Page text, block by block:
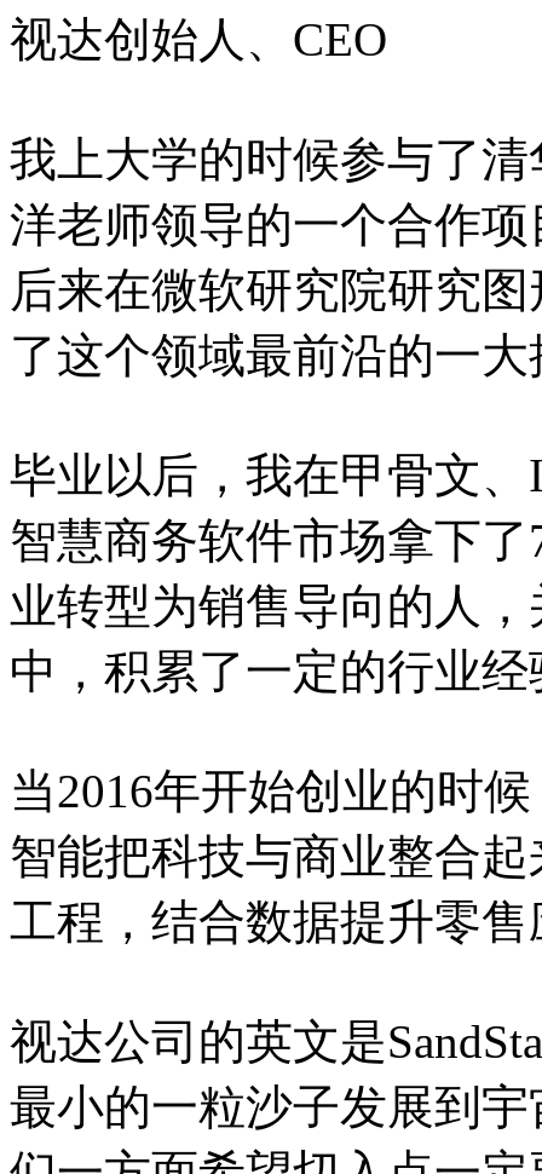
视达创始人、CEO
我上大学的时候参与了
洋老师领导的一个合作
后来在微软研究院研究
了这个领域最前沿的一
毕业以后，我在甲骨文
智慧商务软件市场拿下
业转型为销售导向的人
中，积累了一定的行业
当2016年开始创业的时
智能把科技与商业整合
工程，结合数据提升零
视达公司的英文是
最小的一粒沙子发展到